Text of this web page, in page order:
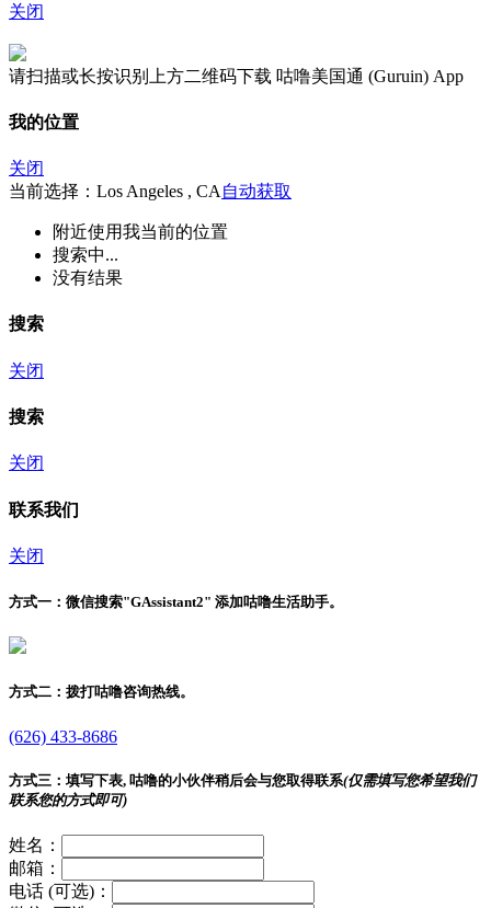
关闭
请扫描或长按识别上方二维码下载 咕噜美国通 (Guruin) App
我的位置
关闭
当前选择：Los Angeles , CA 自动获取
附近使用我当前的位置
搜索中...
没有结果
搜索
关闭
搜索
关闭
联系我们
关闭
方式一： 微信搜索"GAssistant2" 添加咕噜生活助手。
方式二： 拨打咕噜咨询热线。
(626) 433-8686
方式三： 填写下表, 咕噜的小伙伴稍后会与您取得联系(仅需填写您希望我们
联系您的方式即可)
姓名：
邮箱：
电话 (可选)：